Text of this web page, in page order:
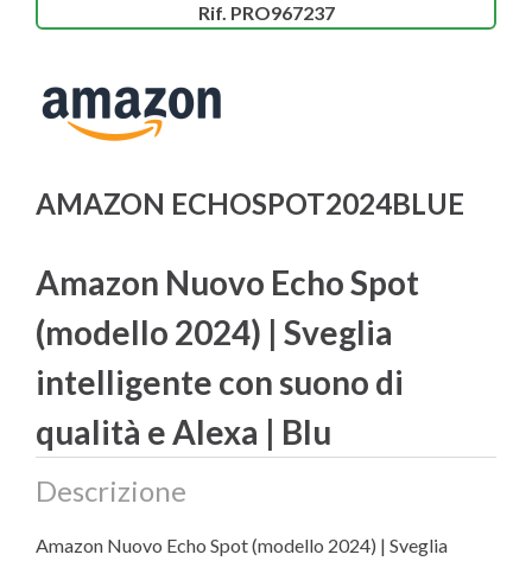
Rif. PRO967237
AMAZON ECHOSPOT2024BLUE
Amazon Nuovo Echo Spot
(modello 2024) | Sveglia
intelligente con suono di
qualità e Alexa | Blu
Descrizione
Amazon Nuovo Echo Spot (modello 2024) | Sveglia